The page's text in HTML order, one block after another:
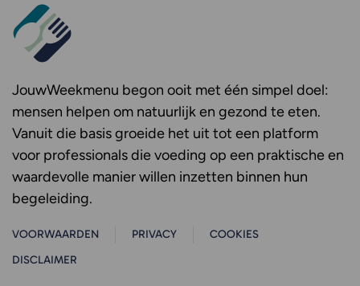
JouwWeekmenu begon ooit met één simpel doel:
mensen helpen om natuurlijk en gezond te eten.
Vanuit die basis groeide het uit tot een platform
voor professionals die voeding op een praktische en
waardevolle manier willen inzetten binnen hun
begeleiding.
VOORWAARDEN PRIVACY
COOKIES
DISCLAIMER